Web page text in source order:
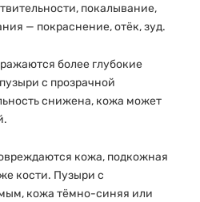
покалывание,
— покраснение, отёк, зуд.
более глубокие
с прозрачной
снижена, кожа может
кожа, подкожная
кости. Пузыри с
кожа тёмно-синяя или